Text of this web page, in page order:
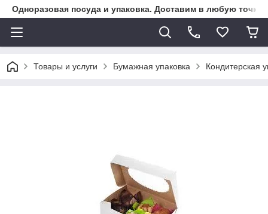
Одноразовая посуда и упаковка. Доставим в любую точку
Товары и услуги Бумажная упаковка Кондитерская